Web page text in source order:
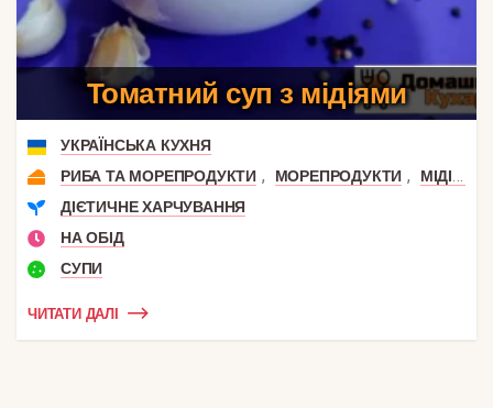
Томатний суп з мідіями
УКРАЇНСЬКА КУХНЯ
РИБА ТА МОРЕПРОДУКТИ , МОРЕПРОДУКТИ ,
МІДІЇ І ГРЕБІНЦІ
ДІЄТИЧНЕ ХАРЧУВАННЯ
НА ОБІД
СУПИ
ЧИТАТИ ДАЛІ